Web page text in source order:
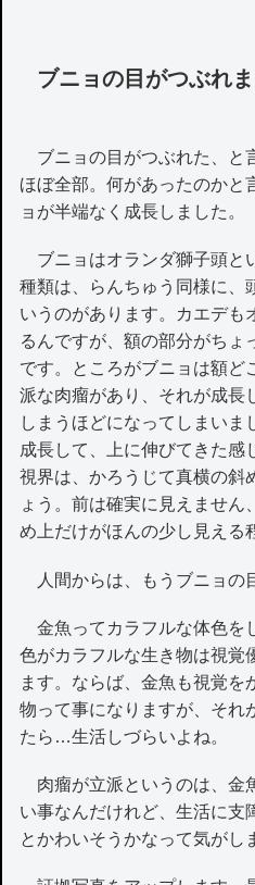
ブニョの目がつぶれ
ブニョの目がつぶれた、と
ほぼ全部。何があったのかと
ョが半端なく成長しました。
ブニョはオランダ獅子頭と
種類は、らんちゅう同様に、
いうのがあります。カエデも
るんですが、額の部分がちょ
です。ところがブニョは額ど
派な肉瘤があり、それが成長
しまうほどになってしまいま
成長して、上に伸びてきた感
視界は、かろうじて真横の斜
ょう。前は確実に見えませ
め上だけがほんの少し見える
人間からは、もうブニョの
金魚ってカラフルな体色を
色がカラフルな生き物は視覚
ます。ならば、金魚も視覚を
物って事になりますが、それ
たら…生活しづらいよね。
肉瘤が立派というのは、金
い事なんだけれど、生活に支
とかわいそうかなって気がし